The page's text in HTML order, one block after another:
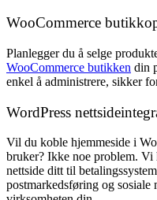
WooCommerce
Planlegger du å selge
WooCommerce butikken din
enkel å administrere, sikker
WordPress
Vil du koble hjemmeside i
bruker? Ikke noe problem. Vi
nettside ditt til
postmarkedsføring og sosiale